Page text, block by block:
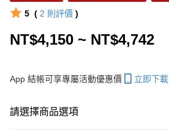
5 ( 2 則評價 )
NT$4,150 ~ NT$4,742
App 結帳可享專屬活動優惠價 立即下載
請選擇商品選項